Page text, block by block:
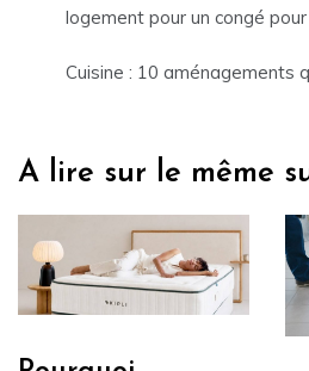
logement pour un congé
Cuisine : 10 aménagements
A lire sur le même